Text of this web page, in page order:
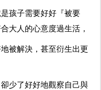
孩子需要好好『被要
大人的心意度過生活，
被解決，甚至衍生出更
少了好好地觀察自己與